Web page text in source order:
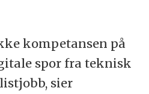
kompetansen på
spor fra teknisk
sier